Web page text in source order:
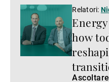
Ascoltare
podcast
how
Relatori: